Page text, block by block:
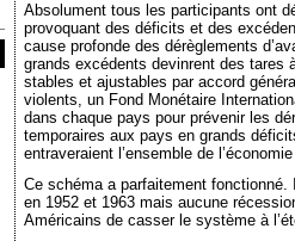
Absolument tous les participants ont
provoquant des déficits et des
cause profonde des dérèglements
grands excédents devinrent des tares
stables et ajustables par accord
violents, un Fond Monétaire
dans chaque pays pour prévenir les
temporaires aux pays en grands
entraveraient l’ensemble de
Ce schéma a parfaitement
en 1952 et 1963 mais aucune
Américains de casser le système à